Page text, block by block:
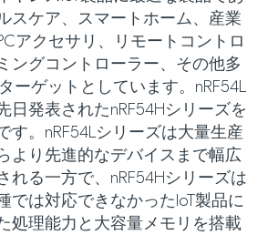
スケア、スマートホーム、産業
アクセサリ、リモートコントロ
ングコントローラー、その他多
ーゲットとしています。nRF54L
日発表されたnRF54Hシリーズを
す。nRF54Lシリーズは大量生産
より先進的なデバイスまで幅広
れる一方で、nRF54Hシリーズは
では対応できなかったIoT製品に
処理能力と大容量メモリを搭載